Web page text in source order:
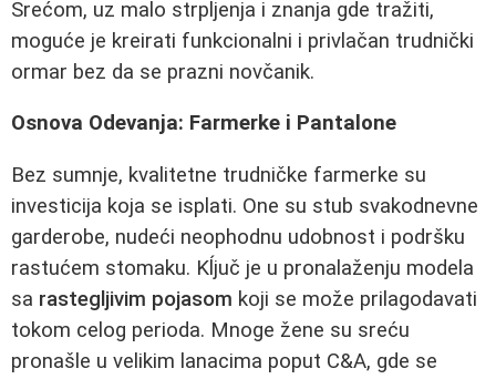
Srećom, uz malo strpljenja i znanja gde tražiti,
moguće je kreirati funkcionalni i privlačan trudnički
ormar bez da se prazni novčanik.
Osnova Odevanja: Farmerke i Pantalone
Bez sumnje, kvalitetne trudničke farmerke su
investicija koja se isplati. One su stub svakodnevne
garderobe, nudeći neophodnu udobnost i podršku
rastućem stomaku. Kĺjuč je u pronalaženju modela
sa rastegljivim pojasom koji se može prilagodavati
tokom celog perioda. Mnoge žene su sreću
pronašle u velikim lanacima poput C&A, gde se